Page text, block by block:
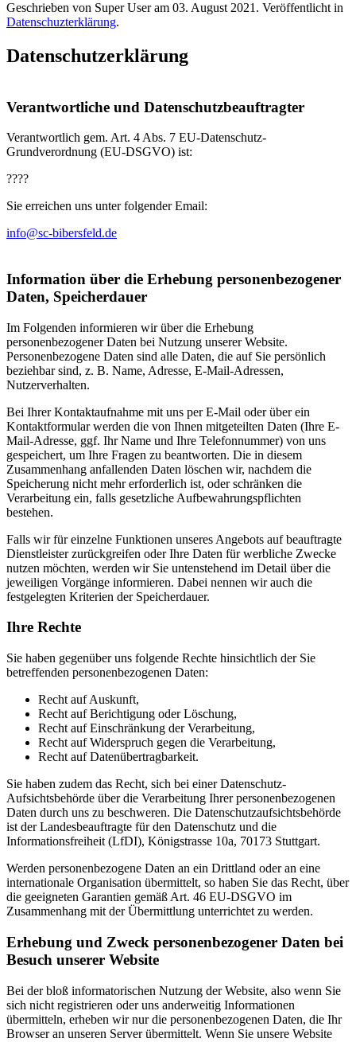
Geschrieben von Super User am 03. August 2021 . Veröffentlicht in
Datenschuzterklärung.
Datenschutzerklärung
Verantwortliche und Datenschutzbeauftragter
Verantwortlich gem. Art. 4 Abs. 7 EU-Datenschutz-
Grundverordnung (EU-DSGVO) ist:
????
Sie erreichen uns unter folgender Email:
info@sc-bibersfeld.de
Information über die Erhebung personenbezogener
Daten, Speicherdauer
Im Folgenden informieren wir über die Erhebung
personenbezogener Daten bei Nutzung unserer Website.
Personenbezogene Daten sind alle Daten, die auf Sie persönlich
beziehbar sind, z. B. Name, Adresse, E-Mail-Adressen,
Nutzerverhalten.
Bei Ihrer Kontaktaufnahme mit uns per E-Mail oder über ein
Kontaktformular werden die von Ihnen mitgeteilten Daten (Ihre E-
Mail-Adresse, ggf. Ihr Name und Ihre Telefonnummer) von uns
gespeichert, um Ihre Fragen zu beantworten. Die in diesem
Zusammenhang anfallenden Daten löschen wir, nachdem die
Speicherung nicht mehr erforderlich ist, oder schränken die
Verarbeitung ein, falls gesetzliche Aufbewahrungspflichten
bestehen.
Falls wir für einzelne Funktionen unseres Angebots auf beauftragte
Dienstleister zurückgreifen oder Ihre Daten für werbliche Zwecke
nutzen möchten, werden wir Sie untenstehend im Detail über die
jeweiligen Vorgänge informieren. Dabei nennen wir auch die
festgelegten Kriterien der Speicherdauer.
Ihre Rechte
Sie haben gegenüber uns folgende Rechte hinsichtlich der Sie
betreffenden personenbezogenen Daten:
Recht auf Auskunft,
Recht auf Berichtigung oder Löschung,
Recht auf Einschränkung der Verarbeitung,
Recht auf Widerspruch gegen die Verarbeitung,
Recht auf Datenübertragbarkeit.
Sie haben zudem das Recht, sich bei einer Datenschutz-
Aufsichtsbehörde über die Verarbeitung Ihrer personenbezogenen
Daten durch uns zu beschweren. Die Datenschutzaufsichtsbehörde
ist der Landesbeauftragte für den Datenschutz und die
Informationsfreiheit (LfDI), Königstrasse 10a, 70173 Stuttgart.
Werden personenbezogene Daten an ein Drittland oder an eine
internationale Organisation übermittelt, so haben Sie das Recht, über
die geeigneten Garantien gemäß Art. 46 EU-DSGVO im
Zusammenhang mit der Übermittlung unterrichtet zu werden.
Erhebung und Zweck personenbezogener Daten bei
Besuch unserer Website
Bei der bloß informatorischen Nutzung der Website, also wenn Sie
sich nicht registrieren oder uns anderweitig Informationen
übermitteln, erheben wir nur die personenbezogenen Daten, die Ihr
Browser an unseren Server übermittelt. Wenn Sie unsere Website